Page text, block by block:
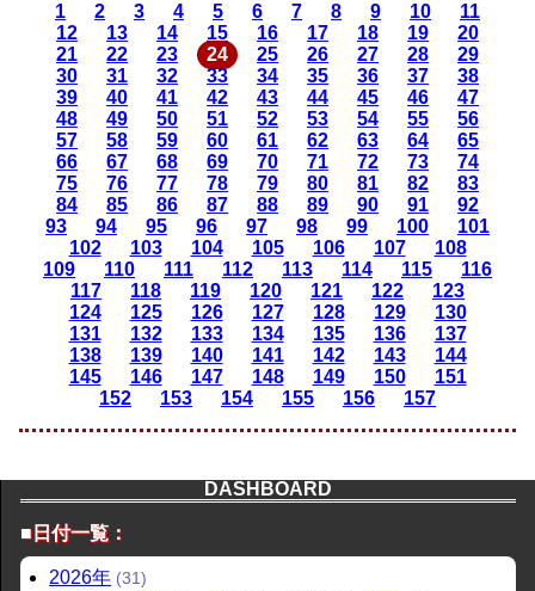
1
2 3 4 5 6 7 8 9 10
11
12
13 14 15 16 17 18 19
20
21
22 23 24 25 26 27 28
29
30
31 32 33 34 35 36 37
38
39
40 41 42 43 44 45 46
47
48
49 50 51 52 53 54 55
56
57
58 59 60 61 62 63 64
65
66
67 68 69 70 71 72 73
74
75
76 77 78 79 80 81 82
83
84
85 86 87 88 89 90 91
92
93
94 95 96 97 98 99 100
101
102
103 104 105 106 107
108
109
110 111 112 113 114 115
116
117
118 119 120 121 122
123
124
125 126 127 128 129
130
131
132 133 134 135 136
137
138
139 140 141 142 143
144
145
146 147 148 149 150
151
152
153 154 155 156 157
DASHBOARD
■日付一覧：
2026年 (31)